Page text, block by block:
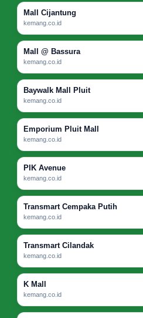
Mall Cijantung
kemang.co.id
Mall @ Bassura
kemang.co.id
Baywalk Mall Pluit
kemang.co.id
Emporium Pluit Mall
kemang.co.id
PIK Avenue
kemang.co.id
Transmart Cempaka Putih
kemang.co.id
Transmart Cilandak
kemang.co.id
K Mall
kemang.co.id